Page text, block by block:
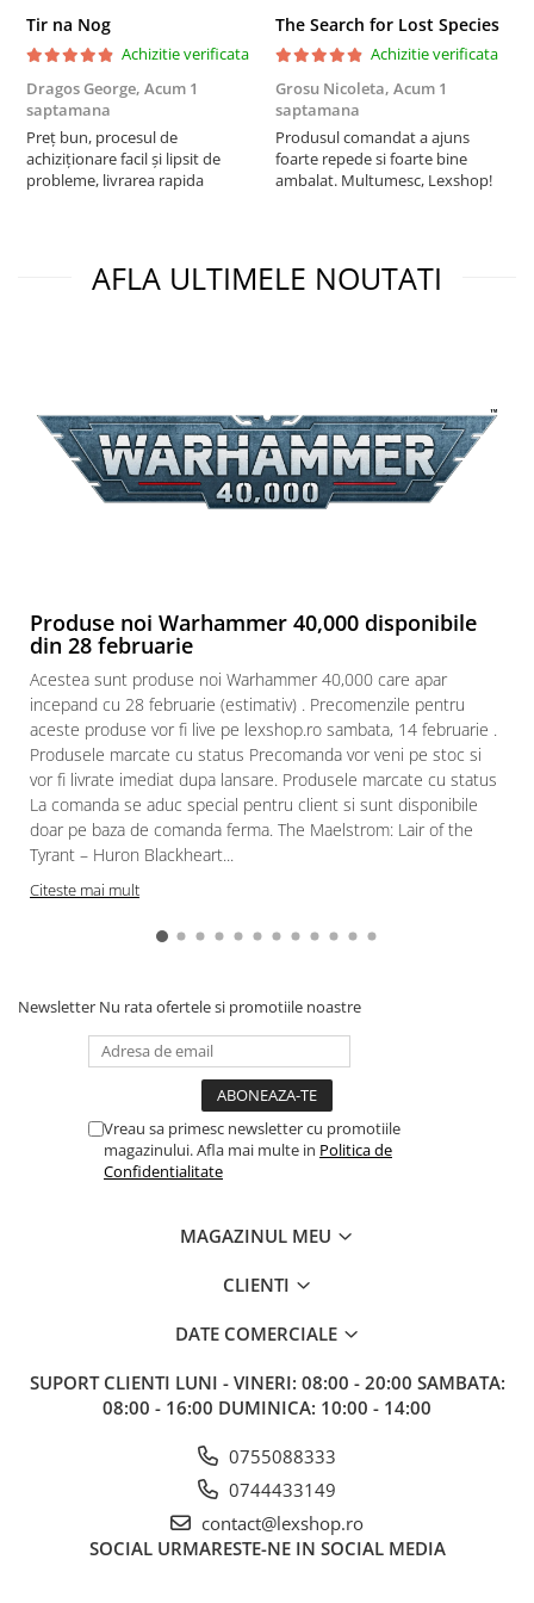
Puzzle 3D
Puzzle 8000 piese
Puzzle 150 piese
Puzzle 1000 piese fluorescent
Puzzle din lemn
Puzzle-uri metalice si logice
Puzzle 550 piese
Warhammer
Warhammer 40K
Books and Codex
Accesorii
Figurine
Star Wars figurine
Friday The 13th
Marvel Univers
Figurine diverse
DC Univers
Dragon Ball
Accesorii Gundam
Transformers
Modele Revell
Tir na Nog
Achizitie verificata
Dragos George, Acum 1
saptamana
Preț bun, procesul de
achiziționare facil și lipsit de
probleme, livrarea rapida
The Search for Lost Species
Achizitie verificata
Grosu Nicoleta, Acum 1
saptamana
Produsul comandat a ajuns
foarte repede si foarte bine
ambalat. Multumesc, Lexshop!
AFLA ULTIMELE NOUTATI
Produse noi Warhammer 40,000 disponibile
din 28 februarie
Acestea sunt produse noi Warhammer 40,000 care apar
incepand cu 28 februarie (estimativ) . Precomenzile pentru
aceste produse vor fi live pe lexshop.ro sambata, 14 februarie .
Produsele marcate cu status Precomanda vor veni pe stoc si
vor fi livrate imediat dupa lansare. Produsele marcate cu status
La comanda se aduc special pentru client si sunt disponibile
doar pe baza de comanda ferma. The Maelstrom: Lair of the
Tyrant – Huron Blackheart...
Citeste mai mult
Newsletter Nu rata ofertele si promotiile noastre
Vreau sa primesc newsletter cu promotiile
magazinului. Afla mai multe in Politica de
Confidentialitate
MAGAZINUL MEU
CLIENTI
DATE COMERCIALE
SUPORT CLIENTI LUNI - VINERI: 08:00 - 20:00 SAMBATA:
08:00 - 16:00 DUMINICA: 10:00 - 14:00
0755088333
0744433149
contact@lexshop.ro
SOCIAL URMARESTE-NE IN SOCIAL MEDIA